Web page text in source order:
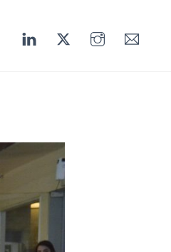
LINKEDIN TWITTERINSTAGRAM